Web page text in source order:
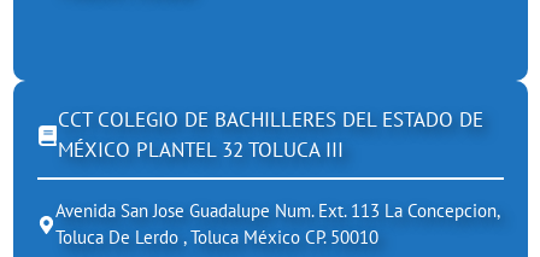
CCT COLEGIO DE BACHILLERES DEL ESTADO DE
MÉXICO PLANTEL 32 TOLUCA III
Avenida San Jose Guadalupe Num. Ext. 113 La Concepcion,
Toluca De Lerdo , Toluca México CP. 50010